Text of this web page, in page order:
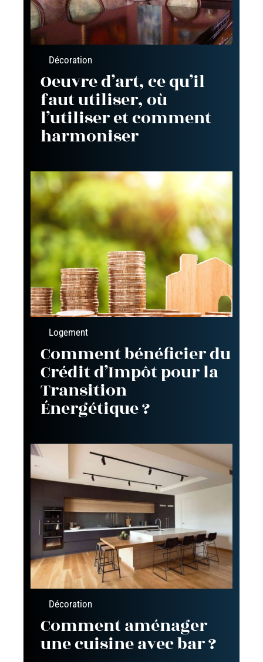
Décoration
Oeuvre d’art, ce qu’il
faut utiliser, où
l’utiliser et comment
harmoniser
Logement
Comment bénéficier du
Crédit d’Impôt pour la
Transition
Énergétique ?
Décoration
Comment aménager
une cuisine avec bar ?